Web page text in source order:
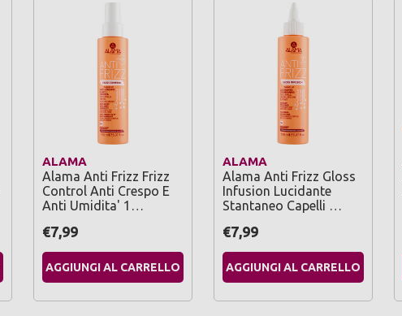
ALAMA
Alama Anti Frizz Frizz
Control Anti Crespo E
Anti Umidita' 1…
€7,99
AGGIUNGI AL CARRELLO
ALAMA
Alama Anti Frizz Gloss
Infusion Lucidante
Stantaneo Capelli …
€7,99
AGGIUNGI AL CARRELLO